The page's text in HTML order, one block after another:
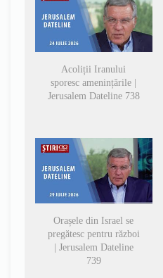
Acoliții Iranului
sporesc amenințările |
Jerusalem Dateline 738
Orașele din Israel se
pregătesc pentru război
| Jerusalem Dateline
739